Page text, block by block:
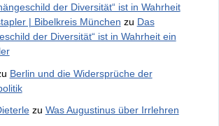
der Diversität“ ist in Wahrheit
| Bibelkreis München zu Das
der Diversität“ ist in Wahrheit ein
Berlin und die Widersprüche der
zu Was Augustinus über Irrlehren